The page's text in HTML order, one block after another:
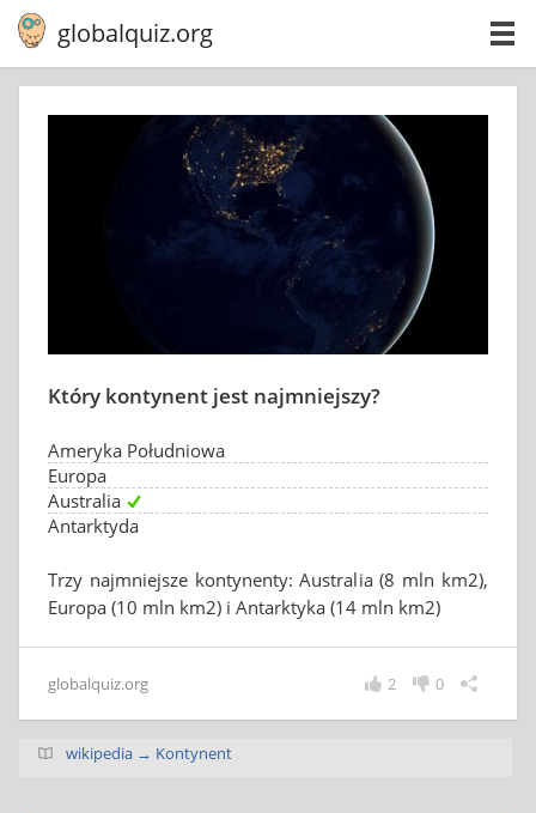
globalquiz.org
Który kontynent jest najmniejszy?
Ameryka Południowa
Europa
Australia
Antarktyda
Trzy najmniejsze kontynenty: Australia (8 mln km2),
Europa (10 mln km2) i Antarktyka (14 mln km2)
globalquiz.org 0
2
wikipedia → Kontynent